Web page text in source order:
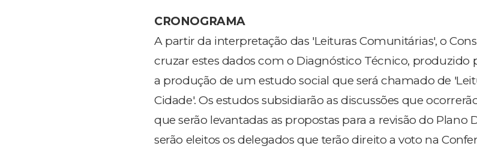
CRONOGRAMA
A partir da interpretação das 'Leituras Comunitárias', o
cruzar estes dados com o Diagnóstico Técnico, produzido
a produção de um estudo social que será chamado de
Cidade'. Os estudos subsidiarão as discussões que
que serão levantadas as propostas para a revisão do Plano
serão eleitos os delegados que terão direito a voto na